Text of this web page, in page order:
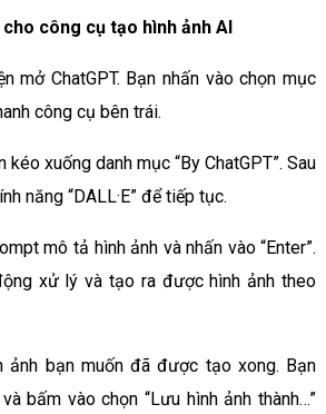
công cụ tạo hình ảnh AI
mở ChatGPT. Bạn nhấn vào chọn mục
công cụ bên trái.
kéo xuống danh mục “By ChatGPT”. Sau
năng “DALL·E” để tiếp tục.
mô tả hình ảnh và nhấn vào “Enter”.
xử lý và tạo ra được hình ảnh theo
ảnh bạn muốn đã được tạo xong. Bạn
bấm vào chọn “Lưu hình ảnh thành…”